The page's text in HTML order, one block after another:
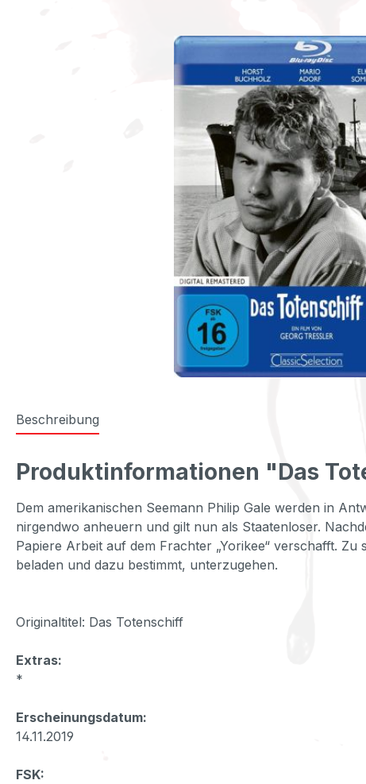
Beschreibung
Produktinformationen "Das
Dem amerikanischen Seemann Philip Gale werden in
nirgendwo anheuern und gilt nun als Staatenloser.
Papiere Arbeit auf dem Frachter „Yorikee“ verschafft.
beladen und dazu bestimmt, unterzugehen.
Originaltitel: Das Totenschiff
Extras:
*
Erscheinungsdatum:
14.11.2019
FSK: